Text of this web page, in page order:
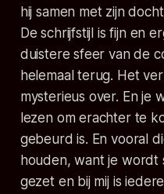
hij samen met zijn
De schrijfstijl is fijn en
duistere sfeer van de
helemaal terug. Het
mysterieus over. En je
lezen om erachter te
gebeurd is. En vooral
houden, want je
gezet en bij mij is